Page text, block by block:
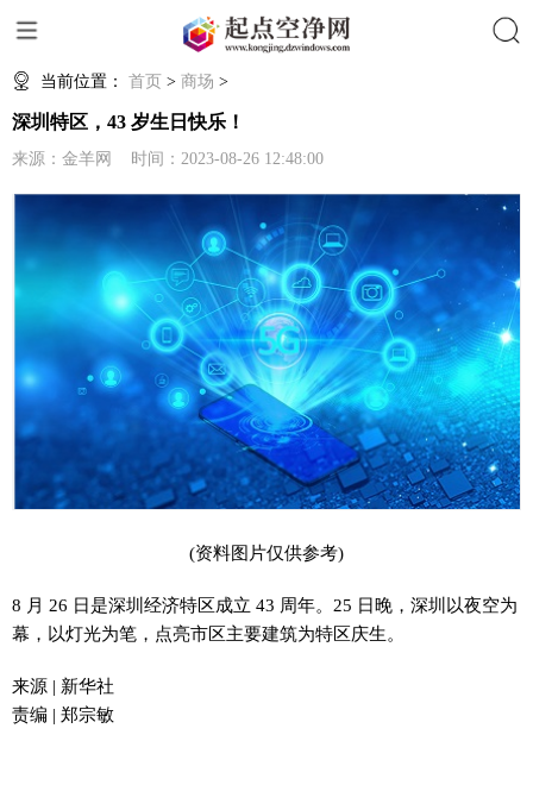
当前位置： 首页 > 商场 >
深圳特区，43 岁生日快乐！
来源：金羊网 时间：2023-08-26 12:48:00
(资料图片仅供参考)
8 月 26 日是深圳经济特区成立 43 周年。25 日晚，深圳以夜空为
幕，以灯光为笔，点亮市区主要建筑为特区庆生。
来源 | 新华社
责编 | 郑宗敏